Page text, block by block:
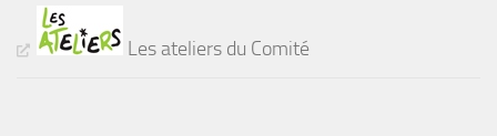
Les ateliers du Comité